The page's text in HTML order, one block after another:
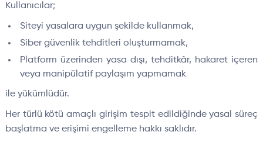
Kullanıcılar;
Siteyi yasalara uygun şekilde kullanmak,
Siber güvenlik tehditleri oluşturmamak,
Platform üzerinden yasa dışı, tehditkâr, hakaret içeren
veya manipülatif paylaşım yapmamak
ile yükümlüdür.
Her türlü kötü amaçlı girişim tespit edildiğinde yasal süreç
başlatma ve erişimi engelleme hakkı saklıdır.